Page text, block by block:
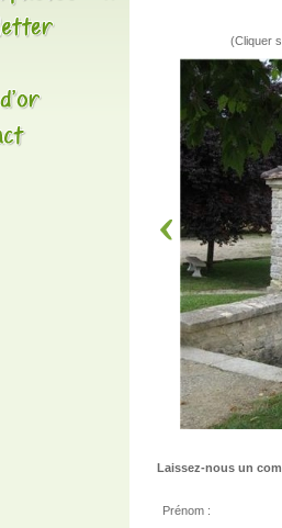
(Cliquer
Laissez-nous un
Prénom :